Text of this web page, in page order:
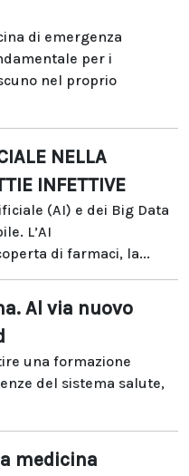
di emergenza
per i
nel proprio
NELLA
INFETTIVE
(AI) e dei Big Data
L’AI
di farmaci, la...
Al via nuovo
una formazione
del sistema salute,
medicina